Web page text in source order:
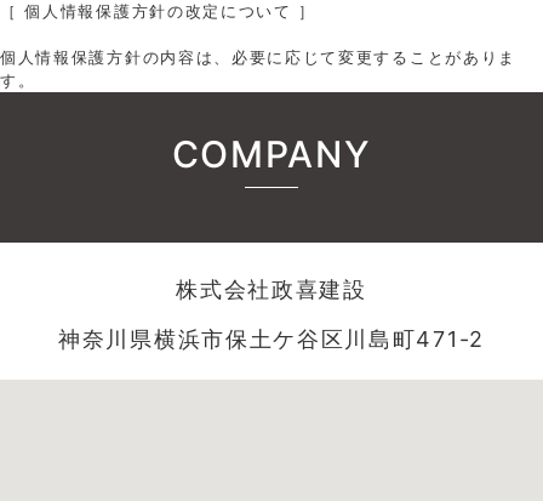
［ 個人情報保護方針の改定について ］
個人情報保護方針の内容は、必要に応じて変更することがありま
す。
COMPANY
株式会社政喜建設
神奈川県横浜市保土ケ谷区川島町471-2